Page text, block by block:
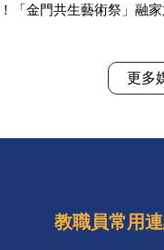
「金門共生藝術祭」融
更多
教職員常用